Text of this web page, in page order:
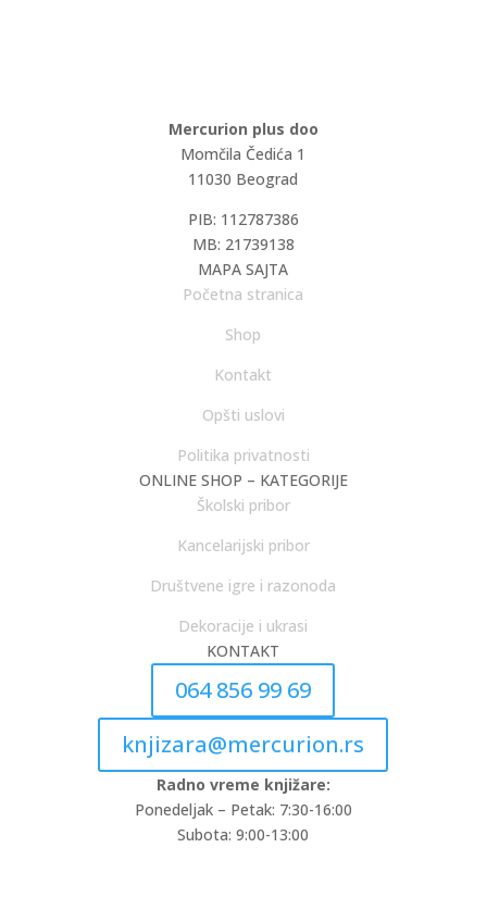
Mercurion plus doo
Momčila Čedića 1
11030 Beograd
PIB: 112787386
MB: 21739138
MAPA SAJTA
Početna stranica
Shop
Kontakt
Opšti uslovi
Politika privatnosti
ONLINE SHOP – KATEGORIJE
Školski pribor
Kancelarijski pribor
Društvene igre i razonoda
Dekoracije i ukrasi
KONTAKT
064 856 99 69
knjizara@mercurion.rs
Radno vreme knjižare:
Ponedeljak – Petak: 7:30-16:00
Subota: 9:00-13:00